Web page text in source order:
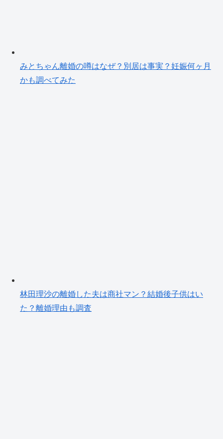
みとちゃん離婚の噂はなぜ？別居は事実？妊娠何ヶ月
かも調べてみた
林田理沙の離婚した夫は商社マン？結婚後子供はい
た？離婚理由も調査